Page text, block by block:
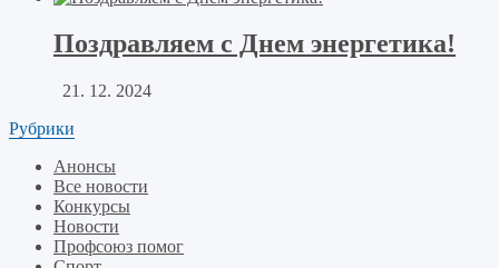
Поздравляем с Днем энергетика!
21. 12. 2024
Рубрики
Анонсы
Все новости
Конкурсы
Новости
Профсоюз помог